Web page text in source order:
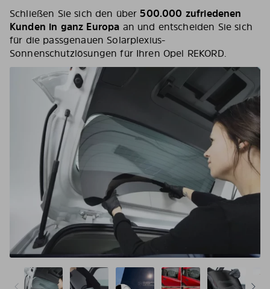
Schließen Sie sich den über500.000 zufriedenen
Kunden in ganz Europa an und entscheiden Sie sich
für die passgenauen Solarplexius-
Sonnenschutzlösungen für Ihren Opel REKORD.